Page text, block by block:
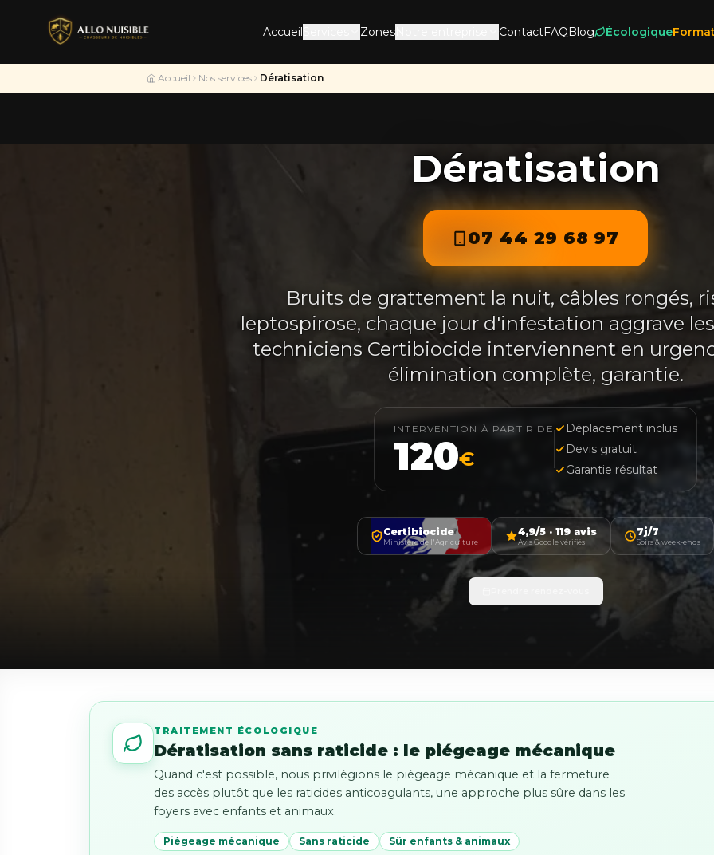
Accueil Zones ContactFAQBlog Écologique
Accueil Nos services Dératisation
Dératisation
07 44 29 68 97
Bruits de grattement la nuit, câbles rongés,
leptospirose, chaque jour d'infestation aggrave
techniciens Certibiocide interviennent en
élimination complète, garantie.
INTERVENTION À PARTIR DE
120€
Déplacement inclus
Devis gratuit
Garantie résultat
Certibiocide
Ministère de l'Agriculture
4,9/5 · 119 avis
Avis Google vérifiés
7j/7
Soirs & week-ends
TRAITEMENT ÉCOLOGIQUE
Dératisation sans raticide : le piégeage mécanique
Quand c'est possible, nous privilégions le piégeage mécanique et la fermeture
des accès plutôt que les raticides anticoagulants, une approche plus sûre dans les
foyers avec enfants et animaux.
Piégeage mécanique Sans raticide Sûr enfants & animaux